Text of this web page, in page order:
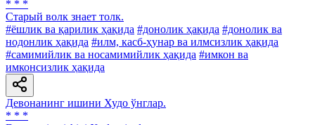
* * *
Старый волк знает толк.
#ёшлик ва қарилик ҳақида #донолик ҳақида #донолик ва
нодонлик ҳақида #илм, касб-ҳунар ва илмсизлик ҳақида
#самимийлик ва носамимийлик ҳақида #имкон ва
имконсизлик ҳақида
Девонанинг ишини Худо ўнглар.
* * *